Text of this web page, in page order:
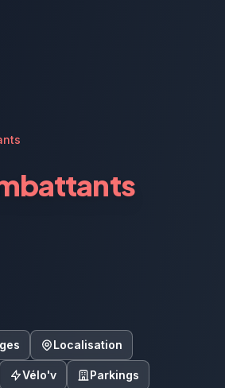
Localisation
Vélo'v Parkings